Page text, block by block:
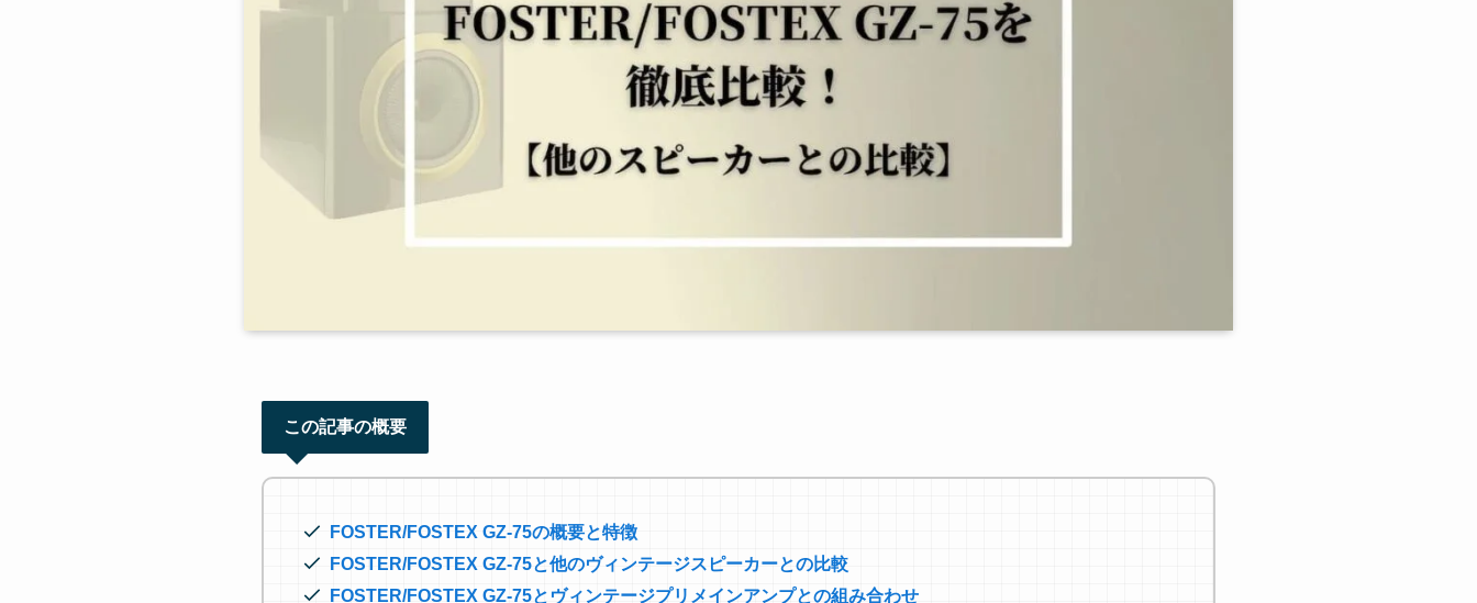
この記事の概要
FOSTER/FOSTEX GZ-75の概要と特徴
FOSTER/FOSTEX GZ-75と他のヴィンテージスピーカーとの比較
FOSTER/FOSTEX GZ-75とヴィンテージプリメインアンプとの組み合わせ